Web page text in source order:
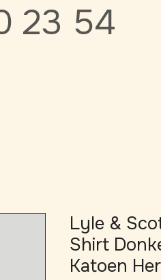
23 54
Lyle &
Shirt
Katoen